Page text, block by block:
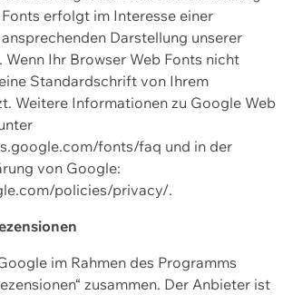
erfolgt im Interesse einer
Darstellung unserer
Wenn Ihr Browser Web Fonts nicht
Standardschrift von Ihrem
Weitere Informationen zu Google Web
fonts/faq und in der
von Google:
policies/privacy/.
im Rahmen des Programms
zusammen. Der Anbieter ist